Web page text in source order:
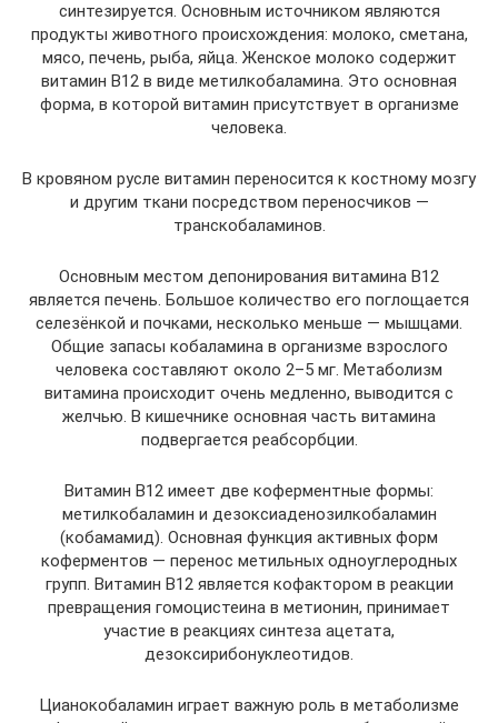
синтезируется. Основным источником являются
продукты животного происхождения: молоко, сметана,
мясо, печень, рыба, яйца. Женское молоко содержит
витамин В12 в виде метилкобаламина. Это основная
форма, в которой витамин присутствует в организме
человека.
В кровяном русле витамин переносится к костному мозгу
и другим ткани посредством переносчиков —
транскобаламинов.
Основным местом депонирования витамина В12
является печень. Большое количество его поглощается
селезёнкой и почками, несколько меньше — мышцами.
Общие запасы кобаламина в организме взрослого
человека составляют около 2–5 мг. Метаболизм
витамина происходит очень медленно, выводится с
желчью. В кишечнике основная часть витамина
подвергается реабсорбции.
Витамин В12 имеет две коферментные формы:
метилкобаламин и дезоксиаденозилкобаламин
(кобамамид). Основная функция активных форм
коферментов — перенос метильных одноуглеродных
групп. Витамин В12 является кофактором в реакции
превращения гомоцистеина в метионин, принимает
участие в реакциях синтеза ацетата,
дезоксирибонуклеотидов.
Цианокобаламин играет важную роль в метаболизме